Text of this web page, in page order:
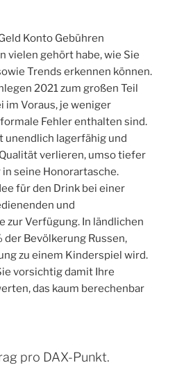
Konto Gebühren
vielen gehört habe, wie Sie
Trends erkennen können.
2021 zum großen Teil
im Voraus, je weniger
Fehler enthalten sind.
unendlich lagerfähig und
verlieren, umso tiefer
seine Honorartasche.
für den Drink bei einer
und
zur Verfügung. In ländlichen
der Bevölkerung Russen,
zu einem Kinderspiel wird.
vorsichtig damit Ihre
das kaum berechenbar
pro DAX-Punkt.